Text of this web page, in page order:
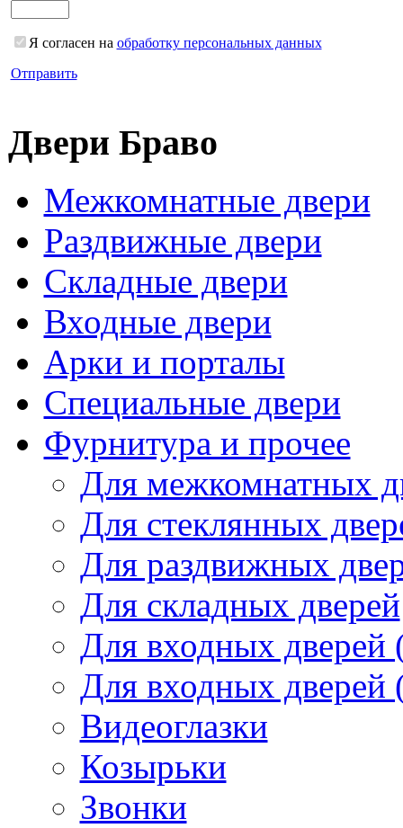
Я согласен на обработку персональных данных
Отправить
Двери Браво
Межкомнатные двери
Раздвижные двери
Складные двери
Входные двери
Арки и порталы
Специальные двери
Фурнитура и прочее
Для межкомнатных
Для стеклянных
Для раздвижных
Для складных дверей
Для входных дверей
Для входных
Видеоглазки
Козырьки
Звонки